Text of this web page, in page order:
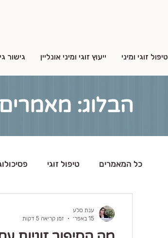
טיפול זוגי ומיני ייעוץ זוגי ומיני אונליין גישור
הבלוג: מאמרים
כל המאמרים טיפול זוגי
ענת סלע
15 באפר׳
זמן קריאה 5 דקות